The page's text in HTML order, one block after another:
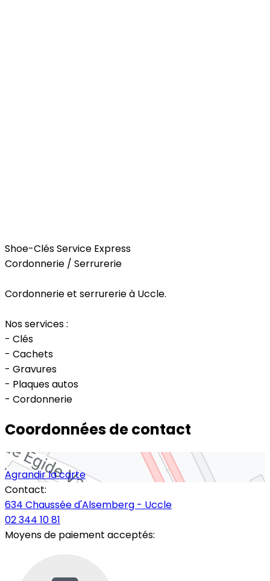
Shoe-Clés Service Express
Cordonnerie / Serrurerie
Cordonnerie et serrurerie à Uccle.
Nos services :
- Clés
- Cachets
- Gravures
- Plaques autos
- Cordonnerie
Coordonnées de contact
Agrandir la carte
Contact:
634 Chaussée d'Alsemberg - Uccle
02 344 10 81
Moyens de paiement acceptés: